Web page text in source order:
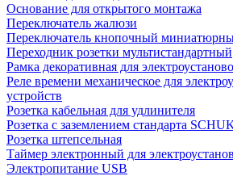
Основание для открытого монтажа
Переключатель жалюзи
Переключатель кнопочный
Переходник розетки мультистандартный
Рамка декоративная для
Реле времени механическое для
устройств
Розетка кабельная для удлинителя
Розетка с заземлением стандарта
Розетка штепсельная
Таймер электронный для
Электропитание USB